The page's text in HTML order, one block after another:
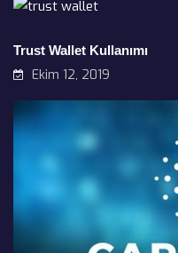
Trust Wallet Kullanımı
Ekim 12, 2019